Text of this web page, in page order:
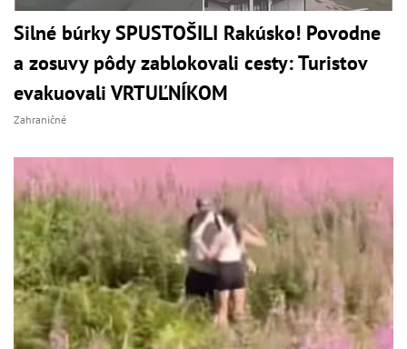
Silné búrky SPUSTOŠILI Rakúsko! Povodne
a zosuvy pôdy zablokovali cesty: Turistov
evakuovali VRTUĽNÍKOM
Zahraničné